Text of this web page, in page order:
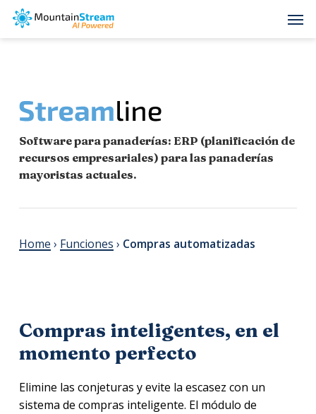
Skip
Software para panaderías: ERP (planificación de
recursos empresariales) para las panaderías
mayoristas actuales.
Home › Funciones › Compras automatizadas
Compras inteligentes, en el
momento perfecto
Elimine las conjeturas y evite la escasez con un
sistema de compras inteligente. El módulo de